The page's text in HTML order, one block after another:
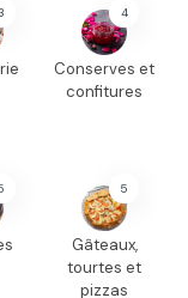
4
Conserves et
confitures
5
Gâteaux,
tourtes et
pizzas